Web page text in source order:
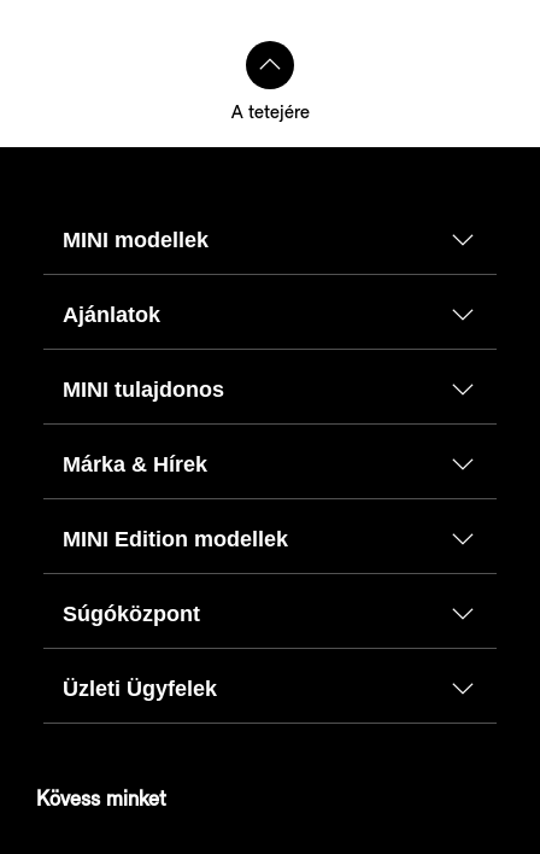
A tetejére
MINI modellek
Ajánlatok
MINI tulajdonos
Márka & Hírek
MINI Edition modellek
Súgóközpont
Üzleti Ügyfelek
Kövess minket